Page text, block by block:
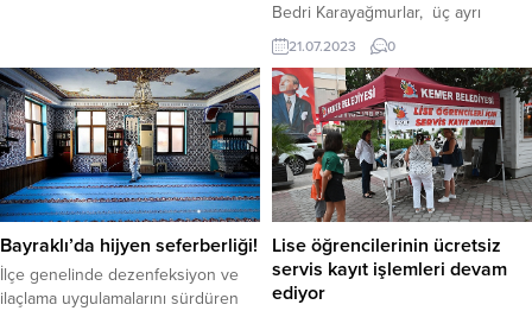
efsanevi takım kaptanı ve eski
Kulüp Başkanı Emin Kar’ın adı
verildi. Samsun’un Canik ilçesinde
düzenlenecek olan mahalleler arası
futbol turnuvasının kuraları çekildi.
32 takımın katılacağı turnuvaya...
Bedri Karayağmurlar, üç ayrı
mekanda sergilenen “Resim
Serüvenim-II” adını verdiği resim
sergisi Ayvalık Belediyesi Orhan
Peker Sanat Galerisi’nde
sanatseverlerin beğenisine
sunuldu. 30 Temmuz akşamına
kadar gezilebilecek olan serginin
açılışı kalabalık bir sanatsever
topluluğu tarafından yapıldı.
Ressam Bedri Karayağmurlar,
sadece resme değil, aynı zamanda
şiire, öyküye,...
21.07.2023 0
Bayraklı’da hijyen seferberliği!
İlçe genelinde dezenfeksiyon ve
ilaçlama uygulamalarını sürdüren
Lise öğrencilerinin ücretsiz
servis kayıt işlemleri devam
ediyor